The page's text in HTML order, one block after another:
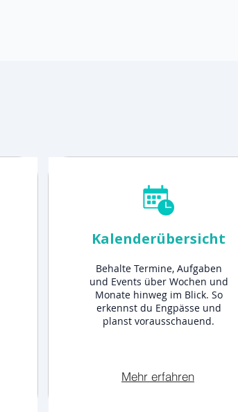
Kalenderübersicht
Behalte Termine, Aufgaben
und Events über Wochen und
Monate hinweg im Blick. So
erkennst du Engpässe und
planst vorausschauend.
Mehr erfahren